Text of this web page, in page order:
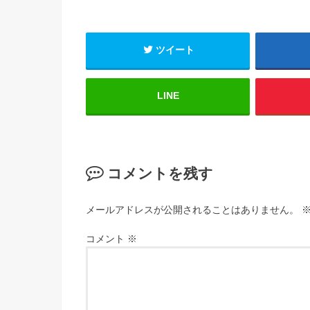
ツイート
LINE
コメントを残す
メールアドレスが公開されることはありません。 ※
コメント ※